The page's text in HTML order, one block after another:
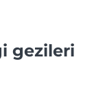
gezileri